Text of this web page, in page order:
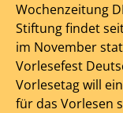
Wochenzeitung
Stiftung findet
im November
Vorlesefest
Vorlesetag will
für das Vorlesen